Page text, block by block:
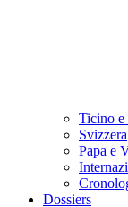
Ticino
Svizzera
Papa e
Dossiers